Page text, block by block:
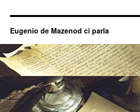
Eugenio de Mazenod ci parla